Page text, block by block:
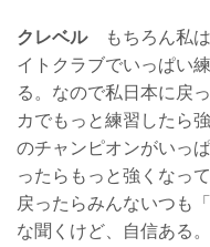
クレベルもちろん私は
イトクラブでいっぱい
る。なので私日本に戻
カでもっと練習したら
のチャンピオンがいっ
ったらもっと強くなっ
戻ったらみんないつも
な聞くけど、自信ある